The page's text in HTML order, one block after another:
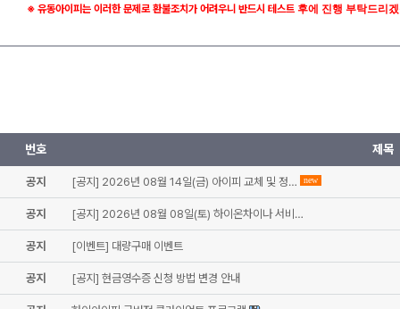
※ 유동아이피는 이러한 문제로 환불조치가 어려우니 반드시 테스트 후에 진행 부탁드리
번호 제목
공지 [공지] 2026년 08월 14일(금) 아이피 교체 및 정… new
공지 [공지] 2026년 08월 08일(토) 하이온차이나 서비…
공지 [이벤트] 대량구매 이벤트
공지 [공지] 현금영수증 신청 방법 변경 안내